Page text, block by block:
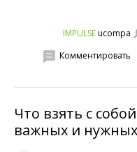
IMPULSEucompa
Комментировать
Что взять с
важных и